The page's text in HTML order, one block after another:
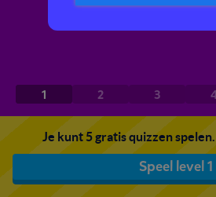
1 2 3
Je kunt 5 gratis quizzen
Speel level 1